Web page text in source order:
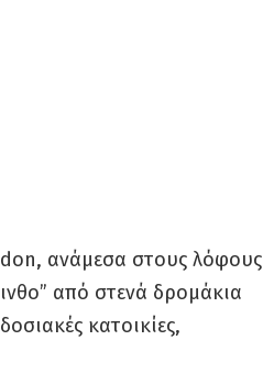
ανάμεσα στους λόφους
από στενά δρομάκια
κατοικίες,